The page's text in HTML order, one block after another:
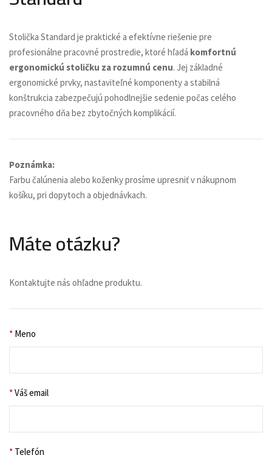
Stolička Standard je praktické a efektívne riešenie pre
profesionálne pracovné prostredie, ktoré hľadá komfortnú
ergonomickú stoličku za rozumnú cenu. Jej základné
ergonomické prvky, nastaviteľné komponenty a stabilná
konštrukcia zabezpečujú pohodlnejšie sedenie počas celého
pracovného dňa bez zbytočných komplikácií.
Poznámka:
Farbu čalúnenia alebo koženky prosíme upresniť v nákupnom
košíku, pri dopytoch a objednávkach.
Máte otázku?
Kontaktujte nás ohľadne produktu.
* Meno
*Váš email
* Telefón